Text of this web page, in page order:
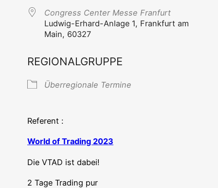
Con­gress Cen­ter Mes­se Franfurt
Lud­wig-Erhard-Anla­ge 1, Frank­furt am
Main, 60327
REGIONALGRUPPE
Über­re­gio­na­le Termine
Referent :
World of Tra­ding 2023
Die VTAD ist dabei!
2 Tage Tra­ding pur